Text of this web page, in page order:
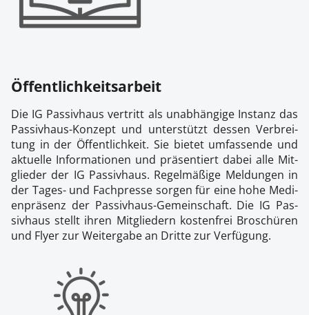
Öf­fent­lich­keits­ar­beit
Die IG Pas­siv­haus ver­tritt als un­ab­hän­gi­ge In­stanz das
Pas­siv­haus-Kon­zept und un­ter­stützt des­sen Ver­brei­
tung in der Öf­fent­lich­keit. Sie bie­tet um­fas­sen­de und
ak­tu­el­le In­for­ma­tio­nen und prä­sen­tiert da­bei al­le Mit­
glie­der der IG Pas­siv­haus. Re­gel­mä­ßi­ge Mel­dun­gen in
der Ta­ges- und Fach­pres­se sor­gen für ei­ne ho­he Me­di­
en­prä­senz der Pas­siv­haus-Ge­mein­schaft. Die IG Pas­
siv­haus stellt ih­ren Mit­glie­dern kos­ten­frei Bro­schü­ren
und Flyer zur Wei­ter­ga­be an Drit­te zur Ver­fü­gung.